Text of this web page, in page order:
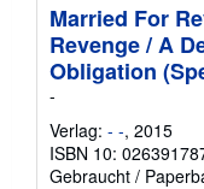
Married For
Revenge / A
Obligation
-
Verlag: - -, 2015
ISBN 10:
Gebraucht /